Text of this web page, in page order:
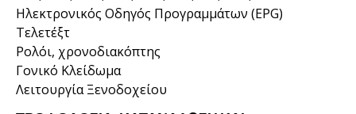
Ηλεκτρονικός Οδηγός Προγραμμάτων (EPG)
Τελετέξτ
Ρολόι, χρονοδιακόπτης
Γονικό Κλείδωμα
Λειτουργία Ξενοδοχείου